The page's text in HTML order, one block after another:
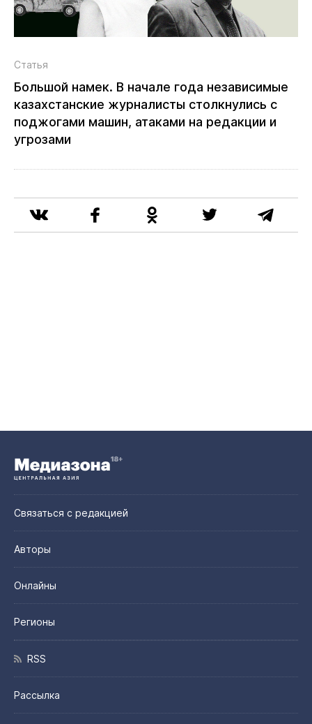
Статья
Большой намек. В начале года независимые
казахстанские журналисты столкнулись с
поджогами машин, атаками на редакции и
угрозами
Связаться с редакцией
Авторы
Онлайны
Регионы
RSS
Рассылка